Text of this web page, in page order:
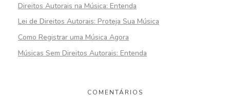
Direitos Autorais na Música: Entenda
Lei de Direitos Autorais: Proteja Sua Música
Como Registrar uma Música Agora
Músicas Sem Direitos Autorais: Entenda
COMENTÁRIOS